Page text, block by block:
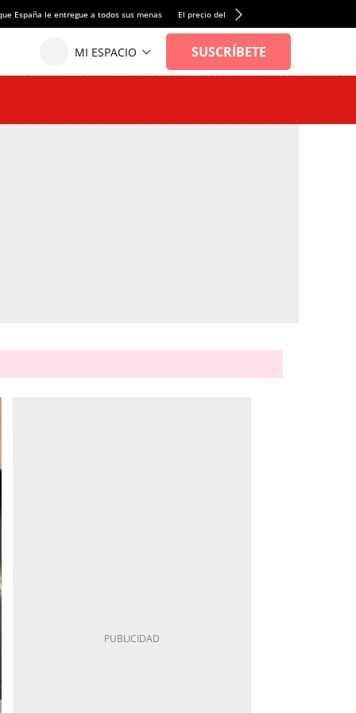
España le entregue a todos sus menas El precio del alquiler de vivienda baja por